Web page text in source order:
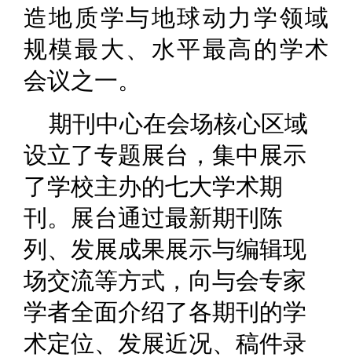
造地质学与地球动力学领域
规模最大、水平最高的学术
会议之一。
期刊中心在会场核心区域
设立了专题展台，集中展示
了学校主办的七大学术期
刊。展台通过最新期刊陈
列、发展成果展示与编辑现
场交流等方式，向与会专家
学者全面介绍了各期刊的学
术定位、发展近况、稿件录